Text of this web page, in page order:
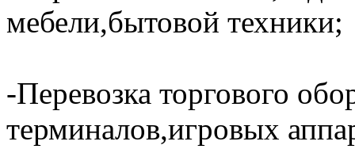
мебели,бытовой техники;
-Перевозка торгового
терминалов,игровых